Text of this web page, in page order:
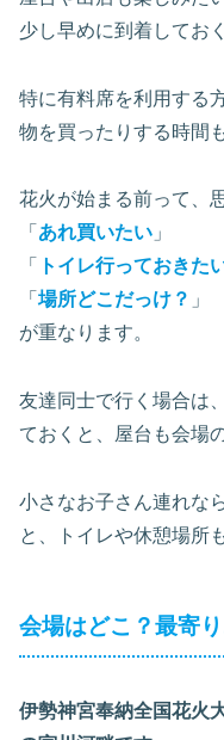
少し早めに到着してお
特に有料席を利用する
物を買ったりする時間
花火が始まる前って、
「 あれ買いたい 」
「
トイレ行っておきた
「 場所どこだっけ？ 」
が重なります。
友達同士で行く場合は
ておくと、屋台も会場
小さなお子さん連れな
と、トイレや休憩場所
会場はどこ？最寄
伊勢神宮奉納全国花火